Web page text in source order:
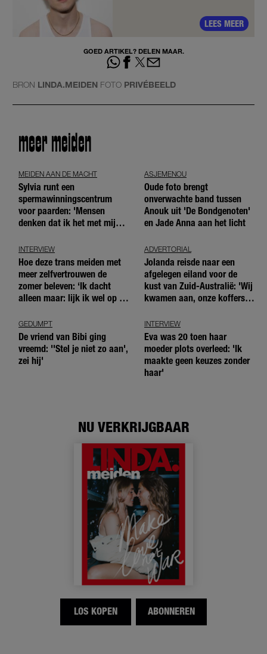
LEES MEER
GOED ARTIKEL? DELEN MAAR.
BRON LINDA.MEIDEN FOTO PRIVÉBEELD
meer meiden
MEIDEN AAN DE MACHT
Sylvia runt een
spermawinningscentrum
voor paarden: 'Mensen
denken dat ik het met mijn
ASJEMENOU
Oude foto brengt
onverwachte band tussen
Anouk uit 'De Bondgenoten'
en Jade Anna aan het licht
INTERVIEW
Hoe deze trans meiden met
meer zelfvertrouwen de
zomer beleven: ‘Ik dacht
alleen maar: lijk ik wel op de
ADVERTORIAL
Jolanda reisde naar een
afgelegen eiland voor de
kust van Zuid-Australië: 'Wij
kwamen aan, onze koffers
GEDUMPT
De vriend van Bibi ging
vreemd: ''Stel je niet zo aan',
zei hij'
INTERVIEW
Eva was 20 toen haar
moeder plots overleed: 'Ik
maakte geen keuzes zonder
haar'
NU VERKRIJGBAAR
LOS KOPEN ABONNEREN